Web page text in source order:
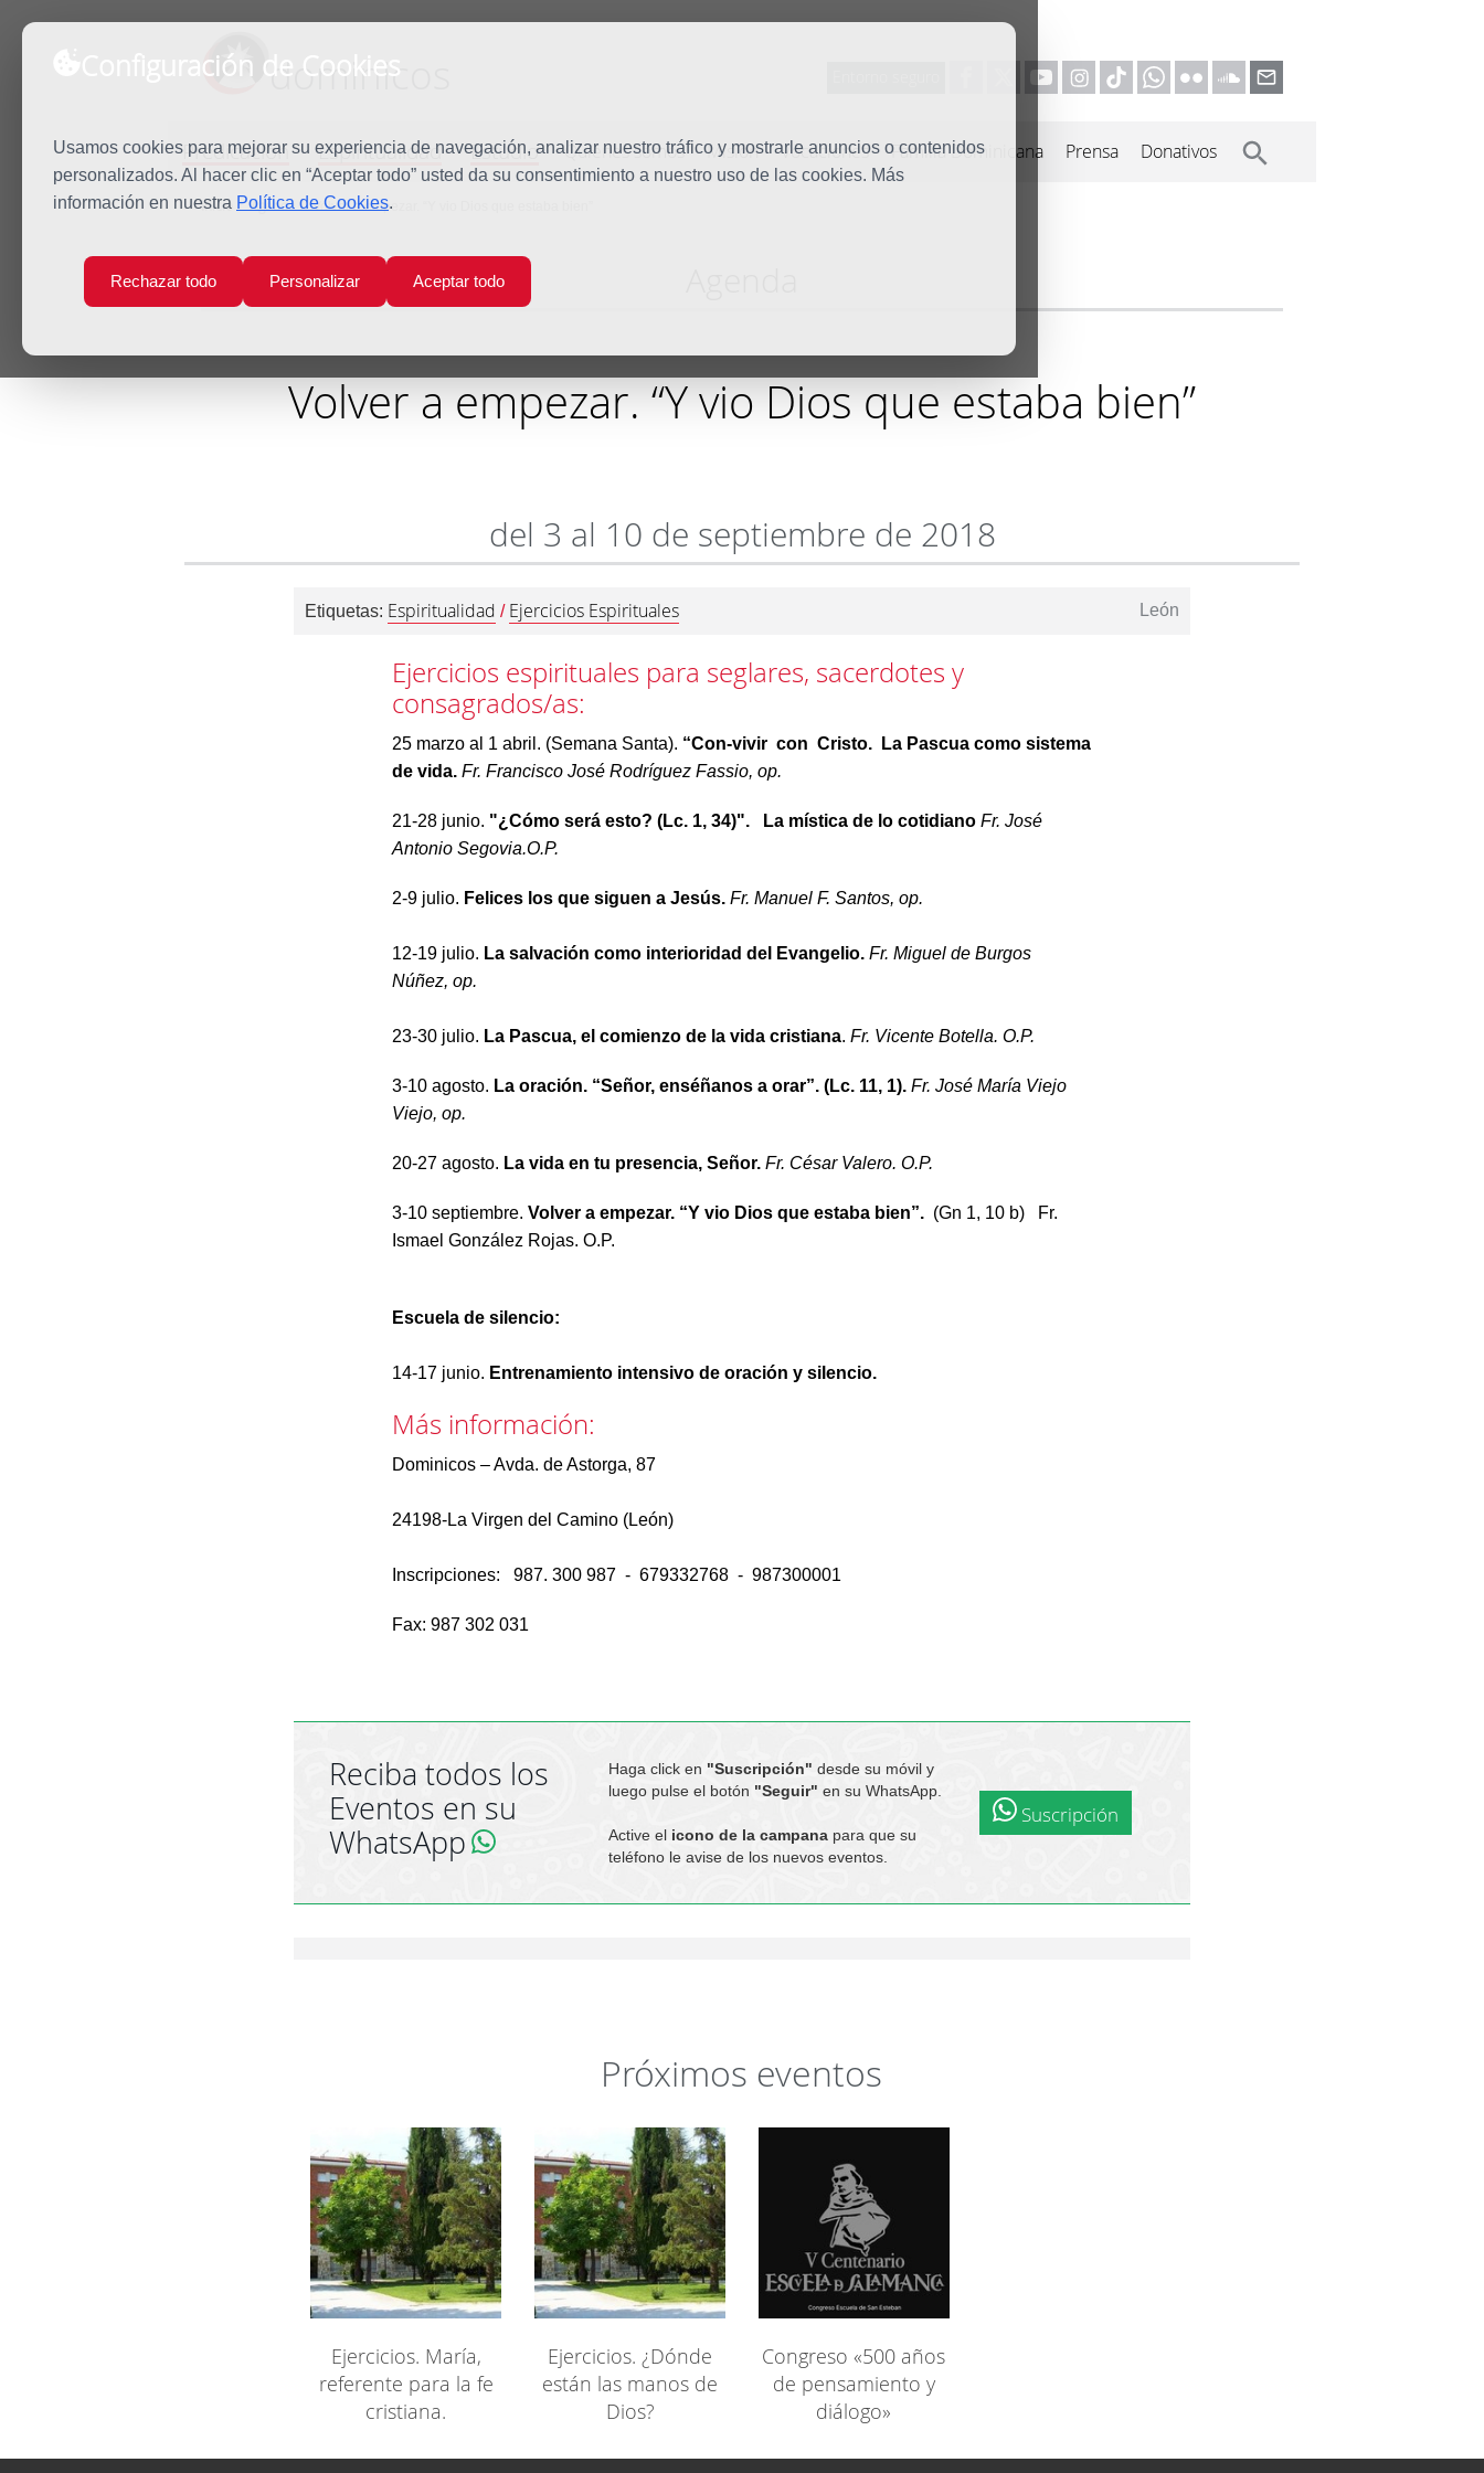
Configuración de Cookies
Usamos cookies para mejorar su experiencia de navegación, analizar nuestro tráfico y mostrarle anuncios o contenidos
personalizados. Al hacer clic en “Aceptar todo” usted da su consentimiento a nuestro uso de las cookies. Más
información en nuestra Política de Cookies.
Rechazar todo Personalizar Aceptar todo
dominicos
Predicación Espiritualidad Estudio Quiénes somos Misión Vocaciones Familia Dominicana Prensa Donativos
Inicio Agenda Volver a empezar. “Y vio Dios que estaba bien”
Volver a empezar. “Y vio Dios que estaba bien”
del 3 al 10 de septiembre de 2018
Etiquetas: Espiritualidad / Ejercicios Espirituales León
Ejercicios espirituales para seglares, sacerdotes y
consagrados/as:
25 marzo al 1 abril. (Semana Santa). “Con-vivir con Cristo. La Pascua como sistema
de vida. Fr. Francisco José Rodríguez Fassio, op.
21-28 junio. "¿Cómo será esto? (Lc. 1, 34)". La mística de lo cotidianoFr. José
Antonio Segovia.O.P.
2-9 julio. Felices los que siguen a Jesús. Fr. Manuel F. Santos, op.
12-19 julio. La salvación como interioridad del Evangelio. Fr. Miguel de Burgos
Núñez, op.
23-30 julio. La Pascua, el comienzo de la vida cristiana.Fr. Vicente Botella. O.P.
3-10 agosto. La oración. “Señor, enséñanos a orar”. (Lc. 11, 1). Fr. José María Viejo
Viejo, op.
20-27 agosto. La vida en tu presencia, Señor.Fr. César Valero. O.P.
3-10 septiembre.Volver a empezar. “Y vio Dios que estaba bien”. (Gn 1, 10 b) Fr.
Ismael González Rojas. O.P.
Escuela de silencio:
14-17 junio. Entrenamiento intensivo de oración y silencio.
Más información:
Dominicos – Avda. de Astorga, 87
24198-La Virgen del Camino (León)
Inscripciones: 987. 300 987 - 679332768 - 987300001
Fax: 987 302 031
Reciba todos los
Eventos en su
WhatsApp
Haga click en "Suscripción" desde su móvil y
luego pulse el botón "Seguir" en su WhatsApp.
Active el icono de la campanapara que su
teléfono le avise de los nuevos eventos.
Suscripción
Próximos eventos
Ejercicios. María,
referente para la fe
cristiana.
Ejercicios. ¿Dónde
están las manos de
Dios?
Congreso «500 años
de pensamiento y
diálogo»